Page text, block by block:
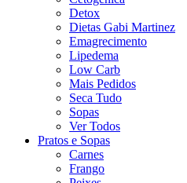
Detox
Dietas Gabi Martinez
Emagrecimento
Lipedema
Low Carb
Mais Pedidos
Seca Tudo
Sopas
Ver Todos
Pratos e Sopas
Carnes
Frango